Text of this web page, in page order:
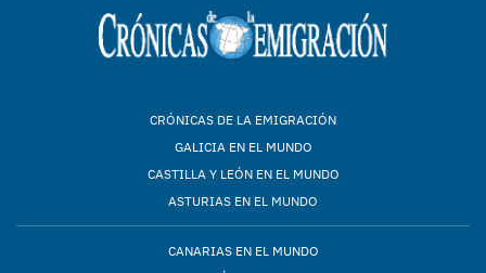
CRÓNICAS DE LA EMIGRACIÓN
GALICIA EN EL MUNDO
CASTILLA Y LEÓN EN EL MUNDO
ASTURIAS EN EL MUNDO
CANARIAS EN EL MUNDO